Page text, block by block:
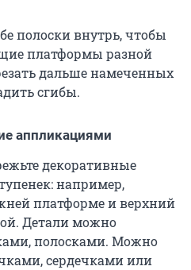
полоски внутрь, чтобы
платформы разной
дальше намеченных
сгибы.
аппликациями
декоративные
например,
платформе и верхний
Детали можно
полосками. Можно
сердечками или